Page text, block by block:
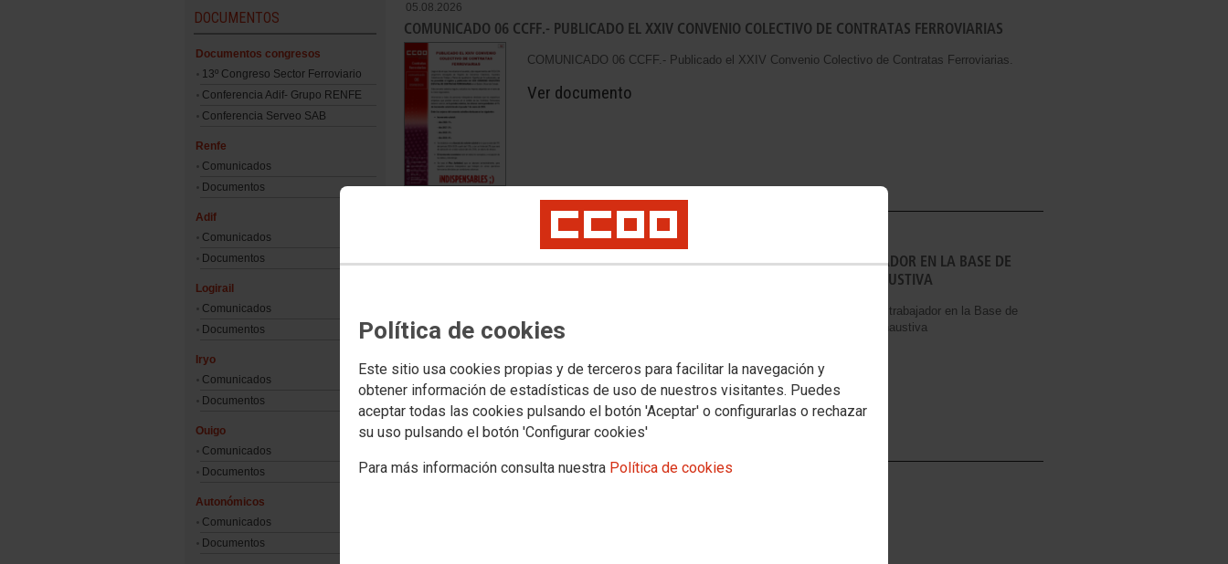
Política de cookies
Este sitio usa cookies propias y de terceros para facilitar la navegación y
obtener información de estadísticas de uso de nuestros visitantes. Puedes
aceptar todas las cookies pulsando el botón 'Aceptar' o configurarlas o rechazar
su uso pulsando el botón 'Configurar cookies'
Para más información consulta nuestra Política de cookies
DOCUMENTOS
Documentos congresos
13º Congreso Sector Ferroviario
Conferencia Adif- Grupo RENFE
Conferencia Serveo SAB
Renfe
Comunicados
Documentos
Adif
Comunicados
Documentos
Logirail
Comunicados
Documentos
Iryo
Comunicados
Documentos
Ouigo
Comunicados
Documentos
Autonómicos
Comunicados
Documentos
05.08.2026
COMUNICADO 06 CCFF.- PUBLICADO EL XXIV CONVENIO COLECTIVO DE CONTRATAS FERROVIARIAS
COMUNICADO 06 CCFF.- Publicado el XXIV Convenio Colectivo de Contratas Ferroviarias.
Ver documento
COMUNICADO 13 SECTOR.- CCOO LAMENTA EL FALLECIMIENTO DE UN TRABAJADOR EN LA BASE DE
MANTENIMIENTO DE RENFE EN VILLAVERDE Y EXIGE UNA INVESTIGACIÓN EXHAUSTIVA
COMUNICADO 13 SECTOR.- CCOO lamenta el fallecimiento de un trabajador en la Base de
Mantenimiento de Renfe en Villaverde y exige una investigación exhaustiva
Ver documento